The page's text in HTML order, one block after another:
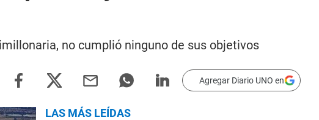
no cumplió ninguno de sus objetivos
Agregar Diario UNO en
LAS MÁS LEÍDAS